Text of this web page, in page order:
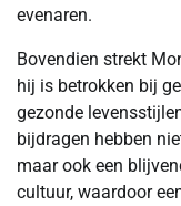
evenaren.
Bovendien strekt
hij is betrokken bij
gezonde
bijdragen hebben
maar ook een
cultuur, waardoor